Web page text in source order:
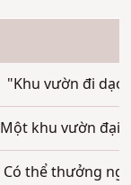
"Khu vườn đi
Một khu vườn đại
Có thể thưởng